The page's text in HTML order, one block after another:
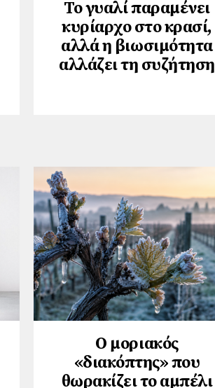
Το γυαλί παραμένει
κυρίαρχο στο κρασί,
αλλά η βιωσιμότητα
αλλάζει τη συζήτηση
Ο μοριακός
«διακόπτης» που
θωρακίζει το αμπέλι